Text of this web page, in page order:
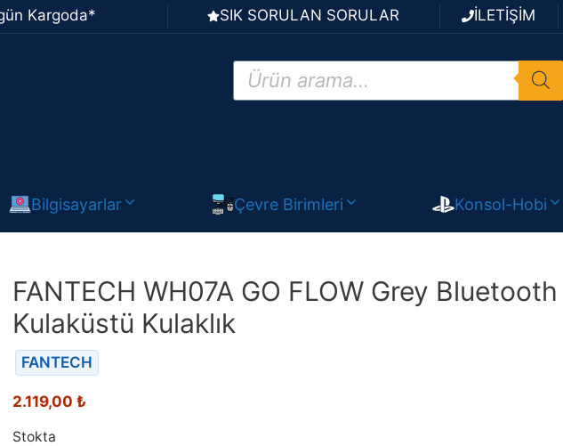
Kargoda* SIK SORULAN SORULAR İLETİŞİM
Products
search
Bilgisayarlar Çevre Birimleri Konsol-Hobi
FANTECH WH07A GO FLOW Grey Bluetooth
Kulaküstü Kulaklık
FANTECH
2.119,00 ₺
Stokta